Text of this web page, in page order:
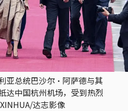
亚总统巴沙尔·阿萨德与其
达中国杭州机场，受到热烈
达志影像